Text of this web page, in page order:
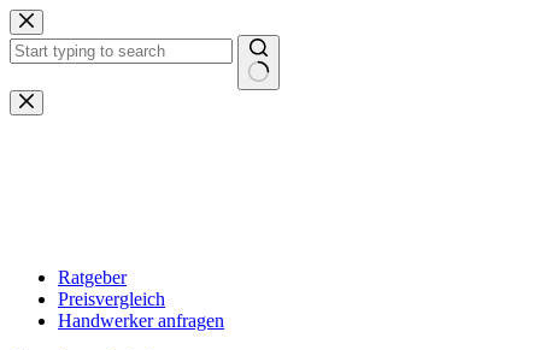
Zum
Inhalt
springen
Keine
Ergebnisse
Ratgeber
Preisvergleich
Handwerker anfragen